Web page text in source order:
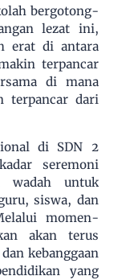
bergotong-
lezat ini,
erat di antara
terpancar
di mana
terpancar dari
di SDN 2
seremoni
wadah untuk
siswa, dan
momen-
akan terus
kebanggaan
yang